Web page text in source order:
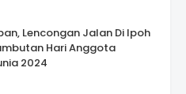
Lencongan Jalan Di Ipoh
Hari Anggota
2024